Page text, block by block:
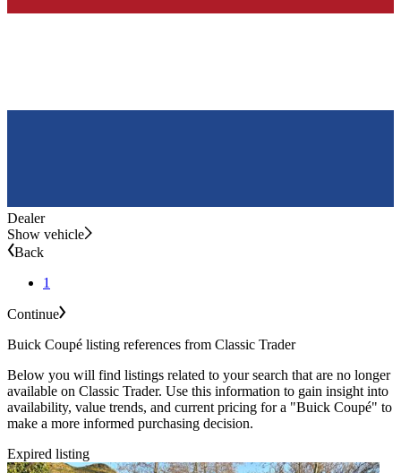
Dealer
Show vehicle
Back
1
Continue
Buick Coupé listing references from Classic Trader
Below you will find listings related to your search that are no longer
available on Classic Trader. Use this information to gain insight into
availability, value trends, and current pricing for a "Buick Coupé" to
make a more informed purchasing decision.
Expired listing